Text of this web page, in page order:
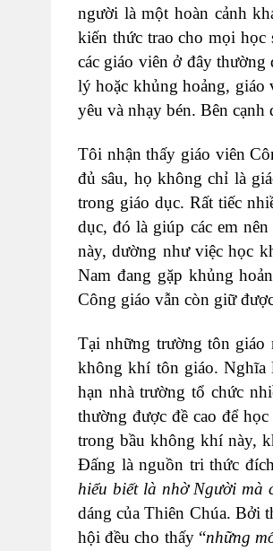
người là một hoàn cảnh
kiến thức trao cho mọi
các giáo viên ở đây thường
lý hoặc khủng hoảng, giáo
yêu và nhạy bén. Bên
Tôi nhận thấy giáo viên
đủ sâu, họ không chỉ là
trong giáo dục. Rất tiếc
dục, đó là giúp các em
này, dường như việc học
Nam đang gặp khủng
Công giáo vẫn còn giữ
Tại những trường tôn giáo
không khí tôn giáo. Nghĩa
hạn nhà trường tổ chức
thường được đề cao để
trong bầu không khí này,
Đấng là nguồn tri thức
hiểu biết là nhờ Người mà
dáng của Thiên Chúa. Bởi
hội đều cho thấy “những